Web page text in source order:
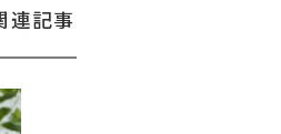
連記事